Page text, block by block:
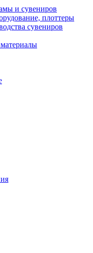
и сувениров
плоттеры
сувениров